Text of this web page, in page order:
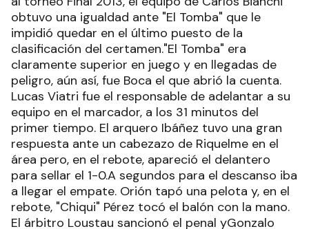
obtuvo una igualdad ante "El Tomba" que le
impidió quedar en el último puesto de la
clasificación del certamen."El Tomba" era
claramente superior en juego y en llegadas de
peligro, aún así, fue Boca el que abrió la cuenta.
Lucas Viatri fue el responsable de adelantar a su
equipo en el marcador, a los 31 minutos del
primer tiempo. El arquero Ibáñez tuvo una gran
respuesta ante un cabezazo de Riquelme en el
área pero, en el rebote, apareció el delantero
para sellar el 1-0.A segundos para el descanso iba
a llegar el empate. Orión tapó una pelota y, en el
rebote, "Chiqui" Pérez tocó el balón con la mano.
El árbitro Loustau sancionó el penal yGonzalo